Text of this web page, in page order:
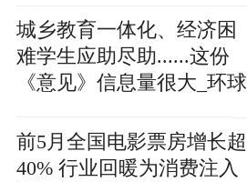
城乡教育一体化、经济困
难学生应助尽助......这份
《意见》信息量很大_环球
前5月全国电影票房增长超
40% 行业回暖为消费注入